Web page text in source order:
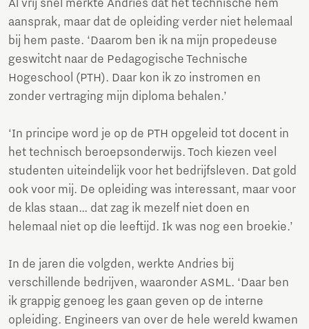
Al vrij snel merkte Andries dat het technische hem
aansprak, maar dat de opleiding verder niet helemaal
bij hem paste. ‘Daarom ben ik na mijn propedeuse
geswitcht naar de Pedagogische Technische
Hogeschool (PTH). Daar kon ik zo instromen en
zonder vertraging mijn diploma behalen.’
‘In principe word je op de PTH opgeleid tot docent in
het technisch beroepsonderwijs. Toch kiezen veel
studenten uiteindelijk voor het bedrijfsleven. Dat gold
ook voor mij. De opleiding was interessant, maar voor
de klas staan… dat zag ik mezelf niet doen en
helemaal niet op die leeftijd. Ik was nog een broekie.’
In de jaren die volgden, werkte Andries bij
verschillende bedrijven, waaronder ASML. ‘Daar ben
ik grappig genoeg les gaan geven op de interne
opleiding. Engineers van over de hele wereld kwamen